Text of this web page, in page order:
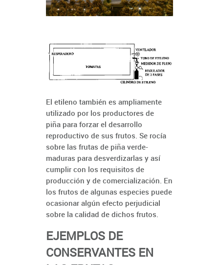
El etileno también es ampliamente
utilizado por los productores de
piña para forzar el desarrollo
reproductivo de sus frutos. Se rocía
sobre las frutas de piña verde-
maduras para desverdizarlas y así
cumplir con los requisitos de
producción y de comercialización. En
los frutos de algunas especies puede
ocasionar algún efecto perjudicial
sobre la calidad de dichos frutos.
EJEMPLOS DE
CONSERVANTES EN